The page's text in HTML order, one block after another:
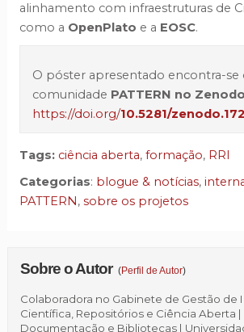
alinhamento com infraestruturas de
como a OpenPlato e a EOSC.
O póster apresentado encontra-se
comunidade PATTERN no Zenodo
https://doi.org/10.5281/
Tags: ciência aberta, formação, RRI
Categorias: blogue & notícias,
PATTERN, sobre os projetos
Sobre o Autor (Perfil de Autor)
Colaboradora no Gabinete de Gestão de
Científica, Repositórios e Ciência Aberta
Documentação e Bibliotecas |